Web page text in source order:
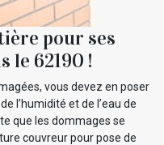
pour ses
le 62190 !
vous devez en poser
l’humidité et de l’eau de
que les dommages se
couvreur pour pose de